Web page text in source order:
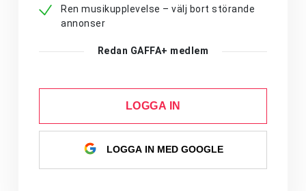
Ren musikupplevelse – välj bort störande
annonser
Redan GAFFA+ medlem
LOGGA IN
LOGGA IN MED GOOGLE